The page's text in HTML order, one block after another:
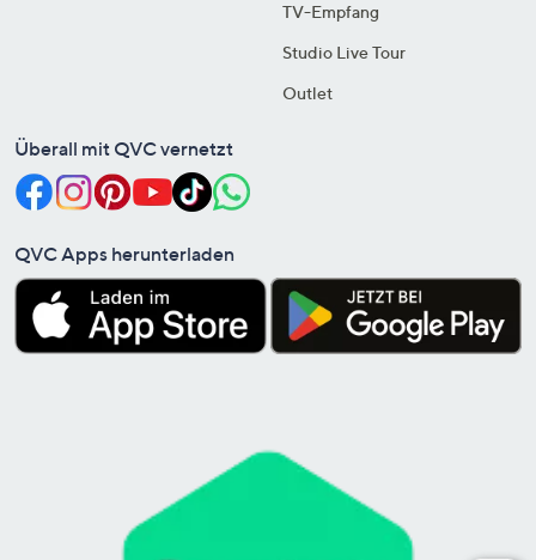
TV-Empfang
Studio Live Tour
Outlet
Überall mit QVC vernetzt
QVC Apps herunterladen